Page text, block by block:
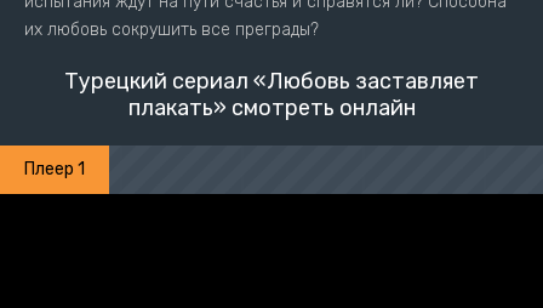
их любовь сокрушить все преграды?
Турецкий сериал «Любовь заставляет
плакать» смотреть онлайн
Плеер 1